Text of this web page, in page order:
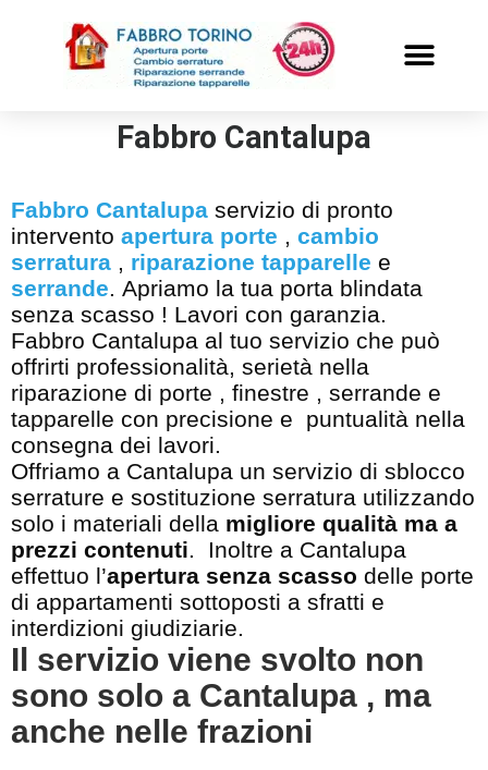
Fabbro Cantalupa
Fabbro Cantalupa servizio di pronto
intervento apertura porte , cambio
serratura , riparazione tapparelle e
serrande. Apriamo la tua porta blindata
senza scasso ! Lavori con garanzia.
Fabbro Cantalupa al tuo servizio che può
offrirti professionalità, serietà nella
riparazione di porte , finestre , serrande e
tapparelle con precisione e puntualità nella
consegna dei lavori.
Offriamo a Cantalupa un servizio di sblocco
serrature e sostituzione serratura utilizzando
solo i materiali della migliore qualità ma a
prezzi contenuti. Inoltre a Cantalupa
effettuo l’apertura senza scasso delle porte
di appartamenti sottoposti a sfratti e
interdizioni giudiziarie.
Il servizio viene svolto non
sono solo a Cantalupa , ma
anche nelle frazioni